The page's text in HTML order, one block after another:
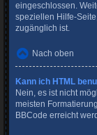
eingeschlossen.
speziellen Hilfe-
zugänglich ist.
Nach oben
Kann ich HTML
Nein, es ist nicht
meisten
BBCode erreicht